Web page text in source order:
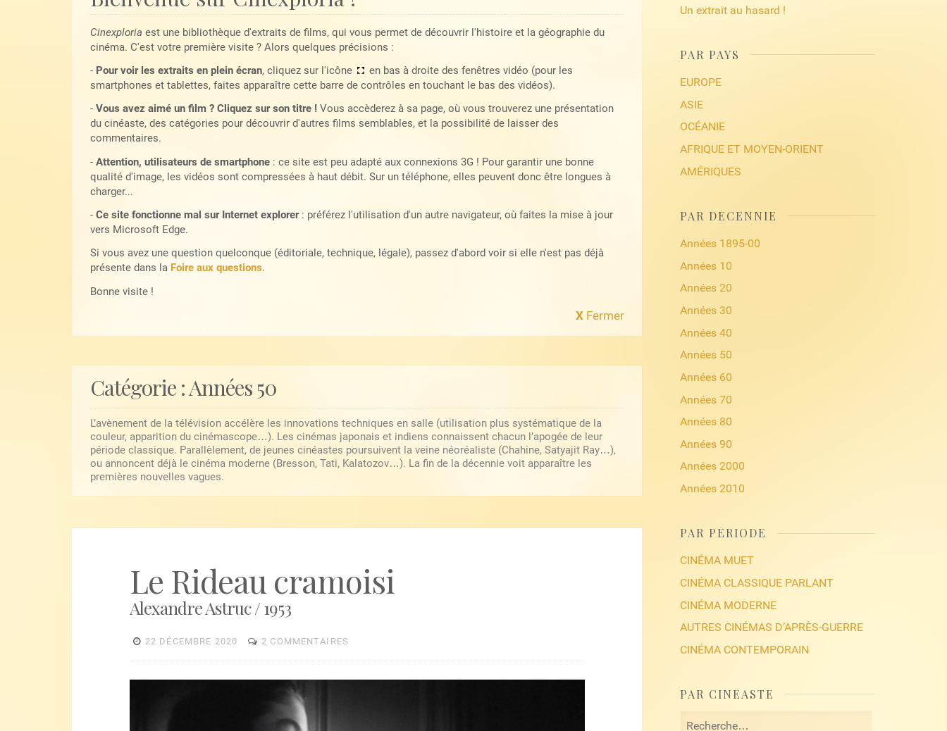
Cinexploria est une bibliothèque d'extraits de films, qui vous permet de découvrir l'histoire et la géographie du
cinéma. C'est votre première visite ? Alors quelques précisions :
- Pour voir les extraits en plein écran, cliquez sur l'icône
en bas à droite des fenêtres vidéo (pour les
smartphones et tablettes, faites apparaître cette barre de contrôles en touchant le bas des vidéos).
- Vous avez aimé un film ? Cliquez sur son titre !Vous accèderez à sa page, où vous trouverez une présentation
du cinéaste, des catégories pour découvrir d'autres films semblables, et la possibilité de laisser des
commentaires.
- Attention, utilisateurs de smartphone : ce site est peu adapté aux connexions 3G ! Pour garantir une bonne
qualité d'image, les vidéos sont compressées à haut débit. Sur un téléphone, elles peuvent donc être longues à
charger...
- Ce site fonctionne mal sur Internet explorer: préférez l'utilisation d'un autre navigateur, où faites la mise à jour
vers Microsoft Edge.
Si vous avez une question quelconque (éditoriale, technique, légale), passez d'abord voir si elle n'est pas déjà
présente dans la Foire aux questions.
Bonne visite !
XFermer
Catégorie :Années 50
L’avènement de la télévision accélère les innovations techniques en salle (utilisation plus systématique de la
couleur, apparition du cinémascope…). Les cinémas japonais et indiens connaissent chacun l’apogée de leur
période classique. Parallèlement, de jeunes cinéastes poursuivent la veine néoréaliste (Chahine, Satyajit Ray…),
ou annoncent déjà le cinéma moderne (Bresson, Tati, Kalatozov…). La fin de la décennie voit apparaître les
premières nouvelles vagues.
Le Rideau cramoisi
Alexandre Astruc / 1953
22 DÉCEMBRE 2020 2 COMMENTAIRES
Un extrait au hasard !
PAR PAYS
EUROPE
ASIE
OCÉANIE
AFRIQUE ET MOYEN-ORIENT
AMÉRIQUES
PAR DÉCENNIE
Années 1895-00
Années 10
Années 20
Années 30
Années 40
Années 50
Années 60
Années 70
Années 80
Années 90
Années 2000
Années 2010
PAR PÉRIODE
CINÉMA MUET
CINÉMA CLASSIQUE PARLANT
CINÉMA MODERNE
AUTRES CINÉMAS D’APRÈS-GUERRE
CINÉMA CONTEMPORAIN
PAR CINÉASTE